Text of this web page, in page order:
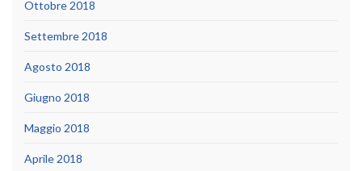
Ottobre 2018
Settembre 2018
Agosto 2018
Giugno 2018
Maggio 2018
Aprile 2018